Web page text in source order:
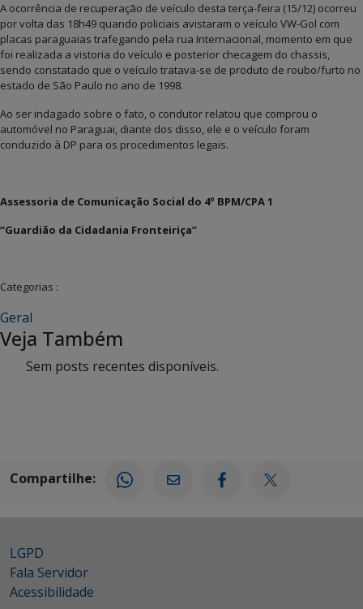
A ocorrência de recuperação de veículo desta terça-feira (15/12) ocorreu
por volta das 18h49 quando policiais avistaram o veículo VW-Gol com
placas paraguaias trafegando pela rua Internacional, momento em que
foi realizada a vistoria do veículo e posterior checagem do chassis,
sendo constatado que o veículo tratava-se de produto de roubo/furto no
estado de São Paulo no ano de 1998.
Ao ser indagado sobre o fato, o condutor relatou que comprou o
automóvel no Paraguai, diante dos disso, ele e o veículo foram
conduzido à DP para os procedimentos legais.
Assessoria de Comunicação Social do 4º BPM/CPA 1
“Guardião da Cidadania Fronteiriça”
Categorias :
Geral
Veja Também
Sem posts recentes disponíveis.
Compartilhe:
LGPD
Fala Servidor
Acessibilidade